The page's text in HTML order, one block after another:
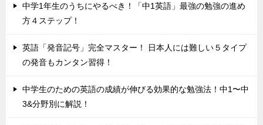
中学1年生のうちにやるべき！「中1英語」最強の勉強の進め
方４ステップ！
英語「発音記号」完全マスター！ 日本人には難しい５タイプ
の発音もカンタン習得！
中学生のための英語の成績が伸びる効果的な勉強法！中1〜中
3&分野別に解説！